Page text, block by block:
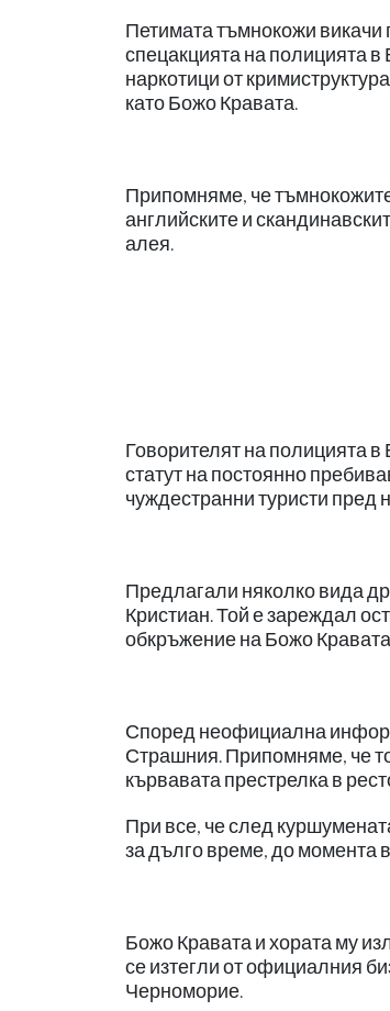
Петимата тъмнокожи викачи
спецакцията на полицията
наркотици от
като Божо Кравата.
Припомняме, че
английските и
алея.
Говорителят на полицията
статут на постоянно
чуждестранни туристи пред
Предлагали няколко вида
Кристиан. Той е зареждал
обкръжение на Божо
Според неофициална
Страшния. Припомняме, че
кървавата престрелка в
При все, че след
за дълго време, до момента
Божо Кравата и хората му
се изтегли от официалния
Черноморие.